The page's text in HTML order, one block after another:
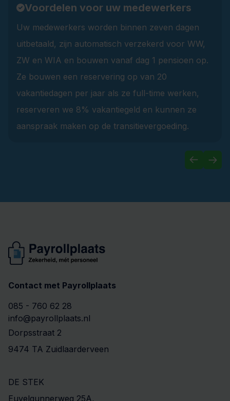
online een offerte
aan
Voordelen voor uw medewerkers
Uw medewerkers worden binnen zeven dagen
uitbetaald, zijn automatisch verzekerd voor WW,
ZW en WIA en bouwen vanaf dag 1 pensioen op.
Ze bouwen een reservering op van 20
vakantiedagen per jaar als ze full-time werken,
reserveren we 8% vakantiegeld en kunnen ze
aanspraak maken op de transitievergoeding.
arbeidsongeval
online een offerte
aan
Contact met Payrollplaats
085 - 760 62 28
info@payrollplaats.nl
Dorpsstraat 2
9474 TA Zuidlaarderveen
DE STEK
Euvelgunnerweg 25A,